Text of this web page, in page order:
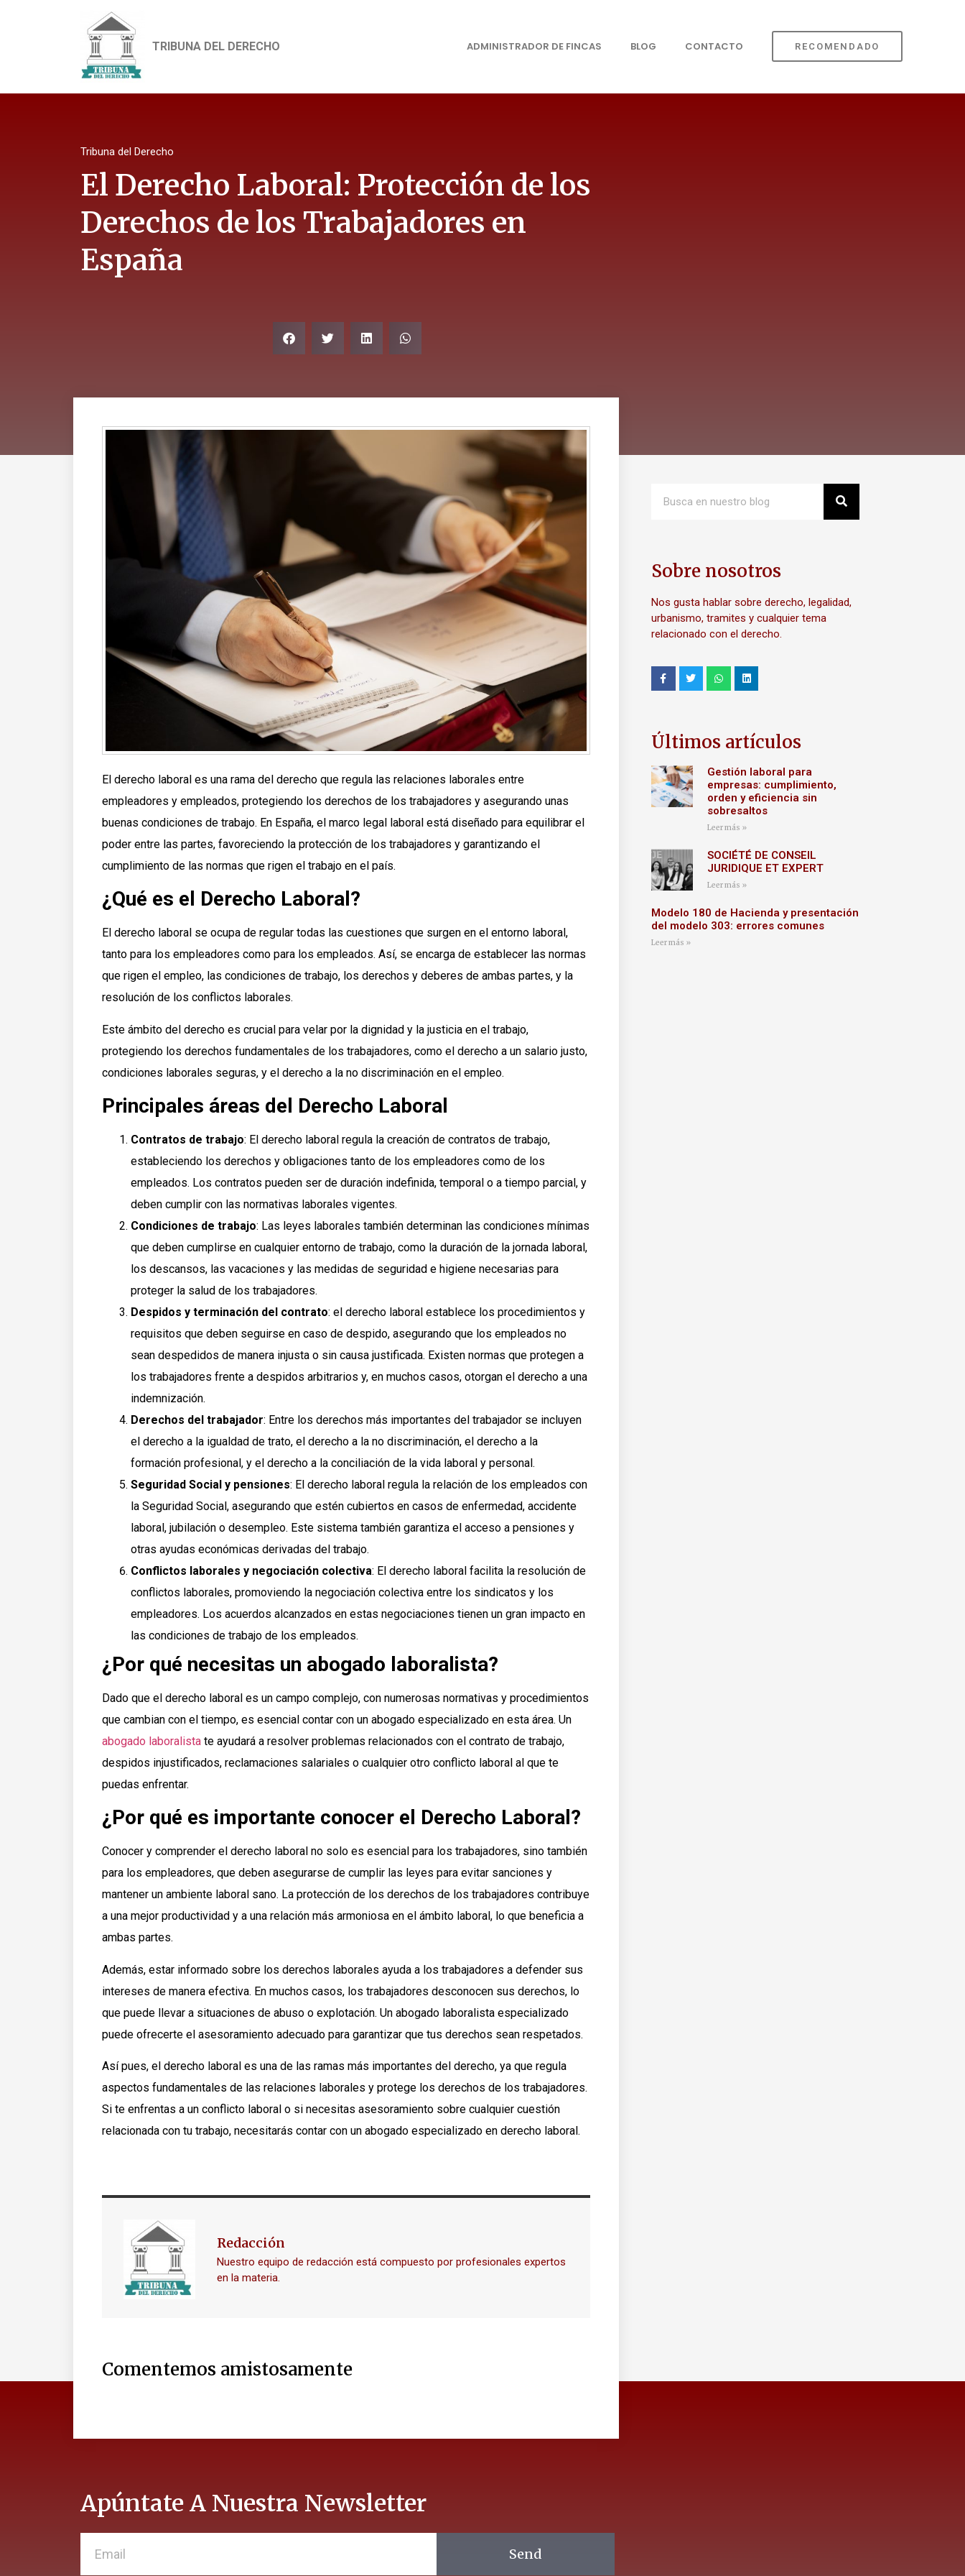
TRIBUNA DEL DERECHO ADMINISTRADOR DE FINCAS BLOG CONTACTO RECOMENDADO
Tribuna del Derecho
El Derecho Laboral: Protección de los
Derechos de los Trabajadores en
España
El derecho laboral es una rama del derecho que regula las relaciones laborales entre
empleadores y empleados, protegiendo los derechos de los trabajadores y asegurando unas
buenas condiciones de trabajo. En España, el marco legal laboral está diseñado para equilibrar el
poder entre las partes, favoreciendo la protección de los trabajadores y garantizando el
cumplimiento de las normas que rigen el trabajo en el país.
¿Qué es el Derecho Laboral?
El derecho laboral se ocupa de regular todas las cuestiones que surgen en el entorno laboral,
tanto para los empleadores como para los empleados. Así, se encarga de establecer las normas
que rigen el empleo, las condiciones de trabajo, los derechos y deberes de ambas partes, y la
resolución de los conflictos laborales.
Este ámbito del derecho es crucial para velar por la dignidad y la justicia en el trabajo,
protegiendo los derechos fundamentales de los trabajadores, como el derecho a un salario justo,
condiciones laborales seguras, y el derecho a la no discriminación en el empleo.
Principales áreas del Derecho Laboral
Contratos de trabajo: El derecho laboral regula la creación de contratos de trabajo,
estableciendo los derechos y obligaciones tanto de los empleadores como de los
empleados. Los contratos pueden ser de duración indefinida, temporal o a tiempo parcial, y
deben cumplir con las normativas laborales vigentes.
Condiciones de trabajo: Las leyes laborales también determinan las condiciones mínimas
que deben cumplirse en cualquier entorno de trabajo, como la duración de la jornada laboral,
los descansos, las vacaciones y las medidas de seguridad e higiene necesarias para
proteger la salud de los trabajadores.
Despidos y terminación del contrato: el derecho laboral establece los procedimientos y
requisitos que deben seguirse en caso de despido, asegurando que los empleados no
sean despedidos de manera injusta o sin causa justificada. Existen normas que protegen a
los trabajadores frente a despidos arbitrarios y, en muchos casos, otorgan el derecho a una
indemnización.
Derechos del trabajador: Entre los derechos más importantes del trabajador se incluyen
el derecho a la igualdad de trato, el derecho a la no discriminación, el derecho a la
formación profesional, y el derecho a la conciliación de la vida laboral y personal.
Seguridad Social y pensiones: El derecho laboral regula la relación de los empleados con
la Seguridad Social, asegurando que estén cubiertos en casos de enfermedad, accidente
laboral, jubilación o desempleo. Este sistema también garantiza el acceso a pensiones y
otras ayudas económicas derivadas del trabajo.
Conflictos laborales y negociación colectiva: El derecho laboral facilita la resolución de
conflictos laborales, promoviendo la negociación colectiva entre los sindicatos y los
empleadores. Los acuerdos alcanzados en estas negociaciones tienen un gran impacto en
las condiciones de trabajo de los empleados.
¿Por qué necesitas un abogado laboralista?
Dado que el derecho laboral es un campo complejo, con numerosas normativas y procedimientos
que cambian con el tiempo, es esencial contar con un abogado especializado en esta área. Un
abogado laboralista te ayudará a resolver problemas relacionados con el contrato de trabajo,
despidos injustificados, reclamaciones salariales o cualquier otro conflicto laboral al que te
puedas enfrentar.
¿Por qué es importante conocer el Derecho Laboral?
Conocer y comprender el derecho laboral no solo es esencial para los trabajadores, sino también
para los empleadores, que deben asegurarse de cumplir las leyes para evitar sanciones y
mantener un ambiente laboral sano. La protección de los derechos de los trabajadores contribuye
a una mejor productividad y a una relación más armoniosa en el ámbito laboral, lo que beneficia a
ambas partes.
Además, estar informado sobre los derechos laborales ayuda a los trabajadores a defender sus
intereses de manera efectiva. En muchos casos, los trabajadores desconocen sus derechos, lo
que puede llevar a situaciones de abuso o explotación. Un abogado laboralista especializado
puede ofrecerte el asesoramiento adecuado para garantizar que tus derechos sean respetados.
Así pues, el derecho laboral es una de las ramas más importantes del derecho, ya que regula
aspectos fundamentales de las relaciones laborales y protege los derechos de los trabajadores.
Si te enfrentas a un conflicto laboral o si necesitas asesoramiento sobre cualquier cuestión
relacionada con tu trabajo, necesitarás contar con un abogado especializado en derecho laboral.
Redacción
Nuestro equipo de redacción está compuesto por profesionales expertos
en la materia.
Comentemos amistosamente
Sobre nosotros
Nos gusta hablar sobre derecho, legalidad,
urbanismo, tramites y cualquier tema
relacionado con el derecho.
Últimos artículos
Gestión laboral para
empresas: cumplimiento,
orden y eficiencia sin
sobresaltos
Leer más »
SOCIÉTÉ DE CONSEIL
JURIDIQUE ET EXPERT
Leer más »
Modelo 180 de Hacienda y presentación
del modelo 303: errores comunes
Leer más »
Apúntate A Nuestra Newsletter
Send